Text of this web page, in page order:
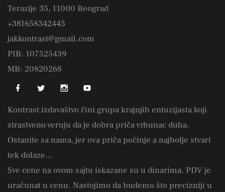
Terazije 35, 11000 Beograd
+381658342445
jakkontrast@gmail.com
PIB: 107525439
MB: 20820268
Kontrast izdavaštvo čini grupa krajnjih entuzijasta koji
strastveno veruju da je dobra priča vrhunac duha.
Ostanite sa nama, jer ova priča počinje a najbolje stvari
tek dolaze...
Sve cene na ovom sajtu iskazane su u dinarima. PDV je
uračunat u cenu. Nastojimo da budemo što precizniji u